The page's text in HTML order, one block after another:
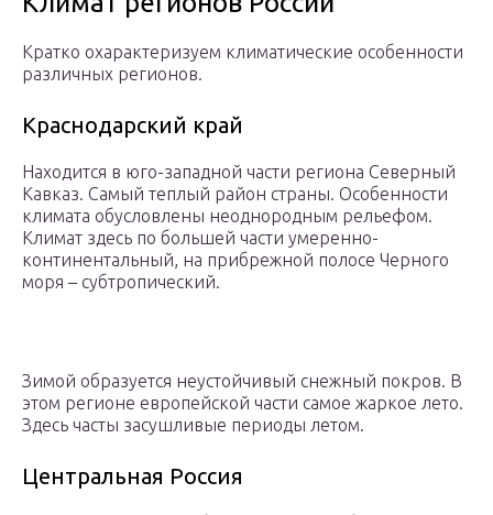
Кратко охарактеризуем климатические особенности
различных регионов.
Краснодарский край
Находится в юго-западной части региона Северный
Кавказ. Самый теплый район страны. Особенности
климата обусловлены неоднородным рельефом.
Климат здесь по большей части умеренно-
континентальный, на прибрежной полосе Черного
моря – субтропический.
Зимой образуется неустойчивый снежный покров. В
этом регионе европейской части самое жаркое лето.
Здесь часты засушливые периоды летом.
Центральная Россия